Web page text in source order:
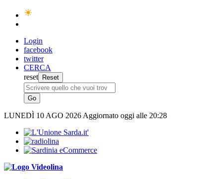
Login
facebook
twitter
CERCA
reset
LUNEDÌ 10 AGO 2026 Aggiornato oggi alle 20:28